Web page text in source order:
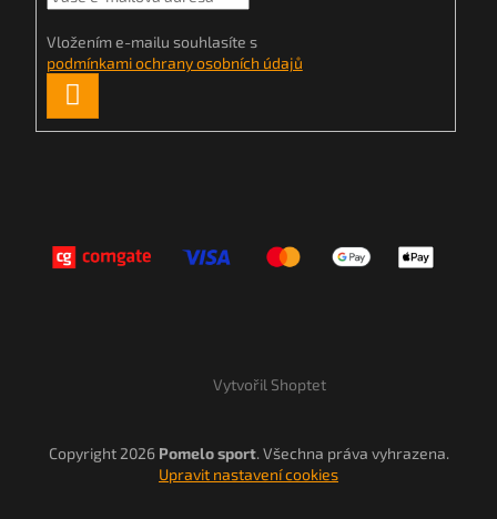
Vložením e-mailu souhlasíte s
podmínkami ochrany osobních údajů
SE
Vytvořil Shoptet
Copyright 2026 Pomelo sport. Všechna práva vyhrazena.
Upravit nastavení cookies